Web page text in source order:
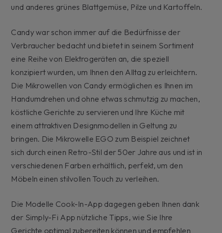
und anderes grünes Blattgemüse, Pilze und Kartoffeln.
Candy war schon immer auf die Bedürfnisse der
Verbraucher bedacht und bietet in seinem Sortiment
eine Reihe von Elektrogeräten an, die speziell
konzipiert wurden, um Ihnen den Alltag zu erleichtern.
Die Mikrowellen von Candy ermöglichen es Ihnen im
Handumdrehen und ohne etwas schmutzig zu machen,
köstliche Gerichte zu servieren und Ihre Küche mit
einem attraktiven Designmodellen in Geltung zu
bringen. Die Mikrowelle EGO zum Beispiel zeichnet
sich durch einen Retro-Stil der 50er Jahre aus und ist in
verschiedenen Farben erhältlich, perfekt, um den
Möbeln einen stilvollen Touch zu verleihen.
Die Modelle Cook-In-App dagegen geben Ihnen dank
der Simply-Fi App nützliche Tipps, wie Sie Ihre
Gerichte optimal zubereiten können und empfehlen